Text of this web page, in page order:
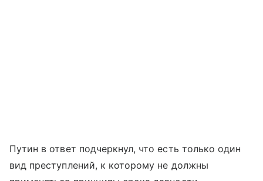
Путин в ответ подчеркнул, что есть только один
вид преступлений, к которому не должны